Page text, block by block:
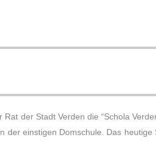
der Stadt Verden die “Schola
der einstigen Domschule. Das